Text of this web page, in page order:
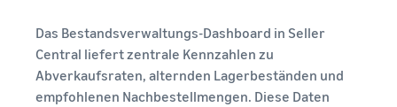
Das Bestandsverwaltungs-Dashboard in Seller
Central liefert zentrale Kennzahlen zu
Abverkaufsraten, alternden Lagerbeständen und
empfohlenen Nachbestellmengen. Diese Daten